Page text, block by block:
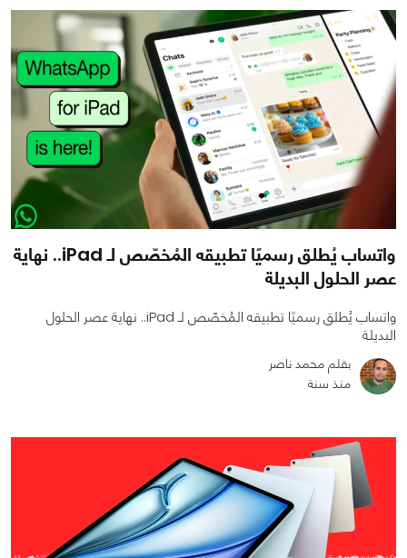
1561
0
واتساب يُطلق رسميًا تطبيقه المُخصّص لـ iPad.. نهاية
عصر الحلول البديلة
واتساب يُطلق رسميًا تطبيقه المُخصّص لـ iPad.. نهاية عصر الحلول
البديلة
بقلم محمد ناصر
منذ سنة